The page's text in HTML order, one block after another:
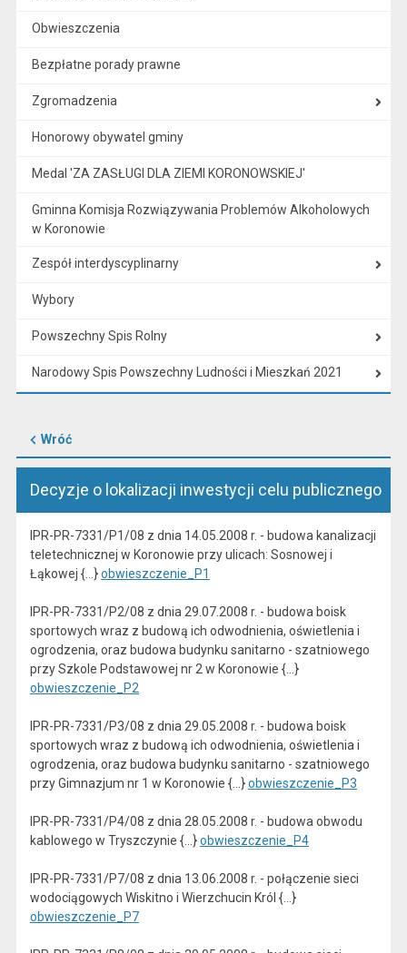
Obwieszczenia
Bezpłatne porady prawne
Zgromadzenia
Honorowy obywatel gminy
Medal 'ZA ZASŁUGI DLA ZIEMI KORONOWSKIEJ'
Gminna Komisja Rozwiązywania Problemów Alkoholowych
w Koronowie
Zespół interdyscyplinarny
Wybory
Powszechny Spis Rolny
Narodowy Spis Powszechny Ludności i Mieszkań 2021
Wróć
Decyzje o lokalizacji inwestycji celu publicznego
IPR-PR-7331/P1/08 z dnia 14.05.2008 r. - budowa kanalizacji
teletechnicznej w Koronowie przy ulicach: Sosnowej i
Łąkowej {...}obwieszczenie_P1
IPR-PR-7331/P2/08 z dnia 29.07.2008 r. - budowa boisk
sportowych wraz z budową ich odwodnienia, oświetlenia i
ogrodzenia, oraz budowa budynku sanitarno - szatniowego
przy Szkole Podstawowej nr 2 w Koronowie {...}
obwieszczenie_P2
IPR-PR-7331/P3/08 z dnia 29.05.2008 r. - budowa boisk
sportowych wraz z budową ich odwodnienia, oświetlenia i
ogrodzenia, oraz budowa budynku sanitarno - szatniowego
przy Gimnazjum nr 1 w Koronowie {...}obwieszczenie_P3
IPR-PR-7331/P4/08 z dnia 28.05.2008 r. - budowa obwodu
kablowego w Tryszczynie {...}obwieszczenie_P4
IPR-PR-7331/P7/08 z dnia 13.06.2008 r. - połączenie sieci
wodociągowych Wiskitno i Wierzchucin Król {...}
obwieszczenie_P7